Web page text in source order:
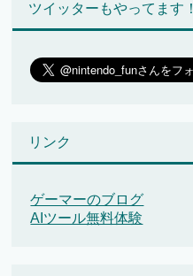
ツイッターもやってます！
リンク
ゲーマーのブログ
AIツール無料体験